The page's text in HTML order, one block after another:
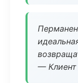
— Клиент